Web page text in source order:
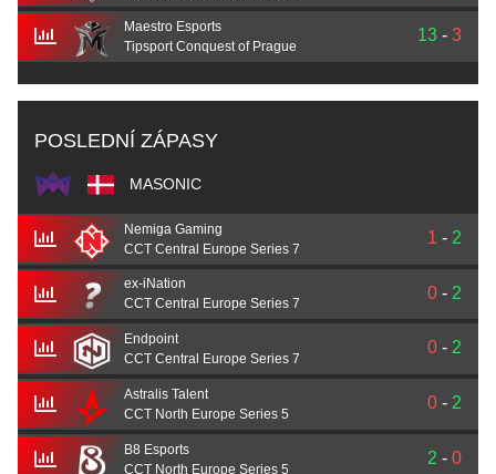
Maestro Esports
Tipsport Conquest of Prague
13 - 3
POSLEDNÍ ZÁPASY
MASONIC
Nemiga Gaming
CCT Central Europe Series 7
1 - 2
ex-iNation
CCT Central Europe Series 7
0 - 2
Endpoint
CCT Central Europe Series 7
0 - 2
Astralis Talent
CCT North Europe Series 5
0 - 2
B8 Esports
CCT North Europe Series 5
2 - 0